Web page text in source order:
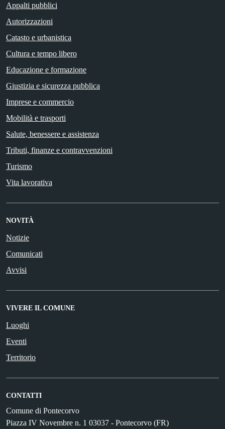
Appalti pubblici
Autorizzazioni
Catasto e urbanistica
Cultura e tempo libero
Educazione e formazione
Giustizia e sicurezza pubblica
Imprese e commercio
Mobilità e trasporti
Salute, benessere e assistenza
Tributi, finanze e contravvenzioni
Turismo
Vita lavorativa
NOVITÀ
Notizie
Comunicati
Avvisi
VIVERE IL COMUNE
Luoghi
Eventi
Territorio
CONTATTI
Comune di Pontecorvo
Piazza IV Novembre n. 1 03037 - Pontecorvo (FR)